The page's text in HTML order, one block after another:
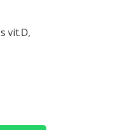
vit.D,